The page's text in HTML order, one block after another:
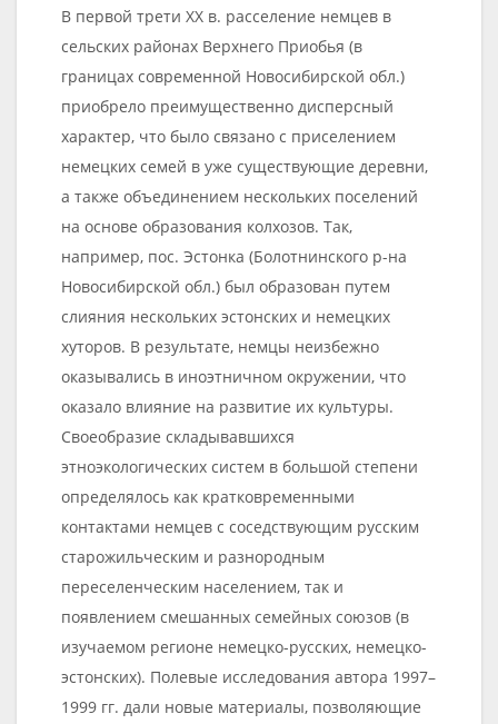
В первой трети XX в. расселение немцев в
сельских районах Верхнего Приобья (в
границах современной Новосибирской обл.)
приобрело преимущественно дисперсный
характер, что было связано с приселением
немецких семей в уже существующие деревни,
а также объединением нескольких поселений
на основе образования колхозов. Так,
например, пос. Эстонка (Болотнинского р-на
Новосибирской обл.) был образован путем
слияния нескольких эстонских и немецких
хуторов. В результате, немцы неизбежно
оказывались в иноэтничном окружении, что
оказало влияние на развитие их культуры.
Своеобразие складывавшихся
этноэкологических систем в большой степени
определялось как кратковременными
контактами немцев с соседствующим русским
старожильческим и разнородным
переселенческим населением, так и
появлением смешанных семейных союзов (в
изучаемом регионе немецко-русских, немецко-
эстонских). Полевые исследования автора 1997–
1999 гг. дали новые материалы, позволяющие